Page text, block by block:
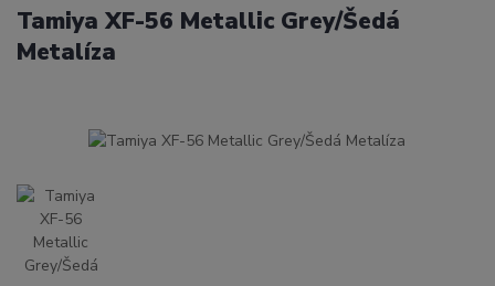
Tamiya XF-56 Metallic Grey/Šedá
Metalíza